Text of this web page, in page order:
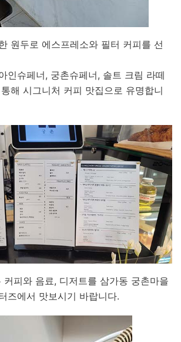
원두로 에스프레소와 필터 커피를 선
인슈페너, 궁촌슈페너, 솔트 크림 라떼
해 시그니처 커피 맛집으로 유명합니
커피와 음료, 디저트를 삼가동 궁촌마을
즈에서 맛보시기 바랍니다.